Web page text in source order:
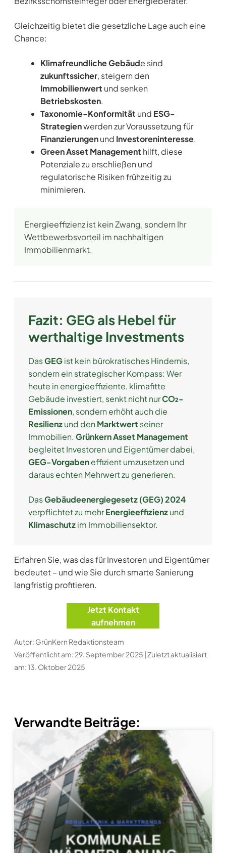
Gleichzeitig bietet die gesetzliche Lage auch eine
Chance:
Klimafreundliche Gebäude sind
zukunftssicher, steigern den
Immobilienwert und senken
Betriebskosten.
Taxonomie-Konformität und ESG-
Strategienwerden zur Voraussetzung für
Finanzierungenund Investoreninteresse.
Green Asset Management hilft, diese
Potenziale zu erschließen und
regulatorische Risiken frühzeitig zu
minimieren.
Energieeffizienz ist kein Zwang, sondern Ihr
Wettbewerbsvorteil im nachhaltigen
Immobilienmarkt.
Fazit: GEG als Hebel für
werthaltige Investments
DasGEGist kein bürokratisches Hindernis,
sondern ein strategischer Kompass: Wer
heute in energieeffiziente, klimafitte
Gebäude investiert, senkt nicht nurCO₂-
Emissionen, sondern erhöht auch die
Resilienzund denMarktwert seiner
Immobilien. Grünkern Asset Management
begleitet Investoren und Eigentümer dabei,
GEG-Vorgabeneffizient umzusetzen und
daraus echten Mehrwert zu generieren.
DasGebäudeenergiegesetz (GEG) 2024
verpflichtet zu mehrEnergieeffizienzund
Klimaschutzim Immobiliensektor.
Erfahren Sie, was das für Investoren und Eigentümer
bedeutet – und wie Sie durch smarte Sanierung
langfristig profitieren.
Jetzt Kontakt
aufnehmen
Autor: GrünKern Redaktionsteam
Veröffentlicht am: 29. September 2025 | Zuletzt aktualisiert
am: 13. Oktober 2025
Verwandte Beiträge: